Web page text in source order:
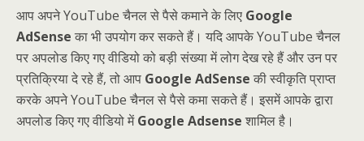
आप अपने YouTube चैनल से पैसे कमाने के लिए Google
AdSense का भी उपयोग कर सकते हैं। यदि आपके YouTube चैनल
पर अपलोड किए गए वीडियो को बड़ी संख्या में लोग देख रहे हैं और उन पर
प्रतिक्रिया दे रहे हैं, तो आप Google AdSense की स्वीकृति प्राप्त
करके अपने YouTube चैनल से पैसे कमा सकते हैं। इसमें आपके द्वारा
अपलोड किए गए वीडियो मेंGoogle Adsense शामिल है।